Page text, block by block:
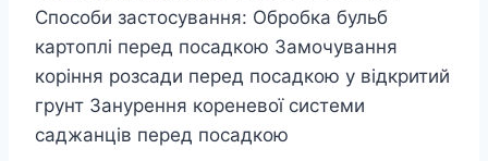
Способи застосування: Обробка бульб
картоплі перед посадкою Замочування
коріння розсади перед посадкою у відкритий
грунт Занурення кореневої системи
саджанців перед посадкою